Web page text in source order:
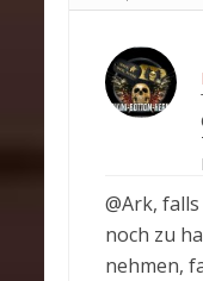
@Ark,
noch zu
nehmen,